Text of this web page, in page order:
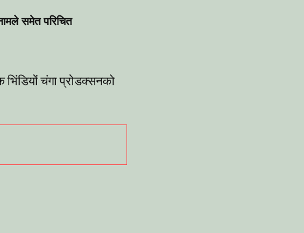
समेत परिचित
भिंडियों चंगा प्रोडक्सनको